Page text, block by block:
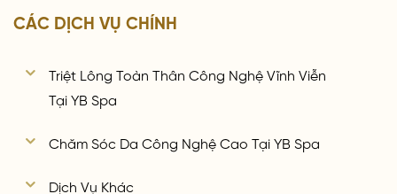
CÁC DỊCH VỤ CHÍNH
Triệt Lông Toàn Thân Công Nghệ Vĩnh Viễn
Tại YB Spa
Chăm Sóc Da Công Nghệ Cao Tại YB Spa
Dịch Vụ Khác